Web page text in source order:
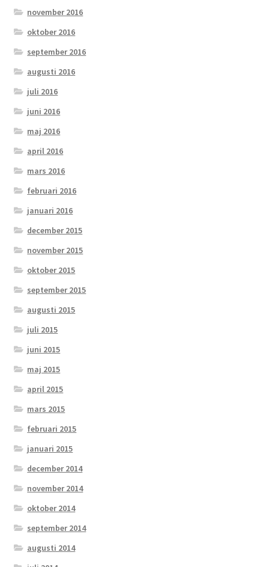
november 2016
oktober 2016
september 2016
augusti 2016
juli 2016
juni 2016
maj 2016
april 2016
mars 2016
februari 2016
januari 2016
december 2015
november 2015
oktober 2015
september 2015
augusti 2015
juli 2015
juni 2015
maj 2015
april 2015
mars 2015
februari 2015
januari 2015
december 2014
november 2014
oktober 2014
september 2014
augusti 2014